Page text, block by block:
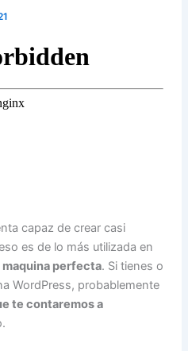
capaz de crear casi
es de lo más utilizada en
maquina perfecta. Si tienes o
WordPress, probablemente
te contaremos a